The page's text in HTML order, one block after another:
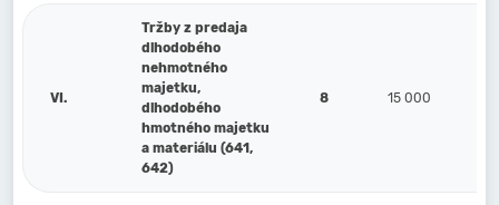
VI.
Tržby z predaja
dlhodobého
nehmotného
majetku,
dlhodobého
hmotného majetku
a materiálu (641,
642)
8 15 000